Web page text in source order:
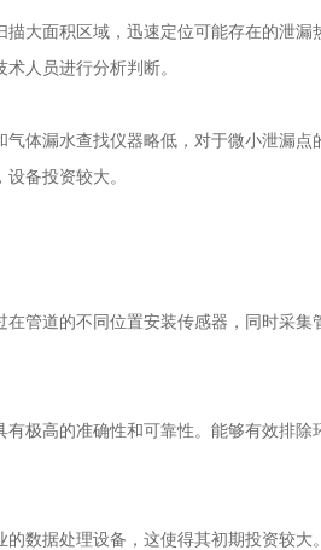
大面积区域，迅速定位可能存在的泄
人员进行分析判断。
气体漏水查找仪器略低，对于微小泄漏点
设备投资较大。
道的不同位置安装传感器，同时采集
高的准确性和可靠性。能够有效排除
据处理设备，这使得其初期投资较大